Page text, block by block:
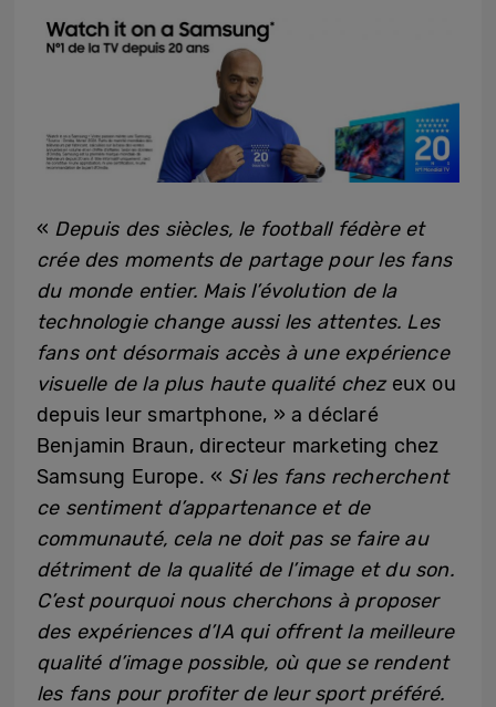
« Depuis des siècles, le football fédère et
crée des moments de partage pour les fans
du monde entier. Mais l’évolution de la
technologie change aussi les attentes. Les
fans ont désormais accès à une expérience
visuelle de la plus haute qualité chez eux ou
depuis leur smartphone, » a déclaré
Benjamin Braun, directeur marketing chez
Samsung Europe. « Si les fans recherchent
ce sentiment d’appartenance et de
communauté, cela ne doit pas se faire au
détriment de la qualité de l’image et du son.
C’est pourquoi nous cherchons à proposer
des expériences d’IA qui offrent la meilleure
qualité d’image possible, où que se rendent
les fans pour profiter de leur sport préféré.